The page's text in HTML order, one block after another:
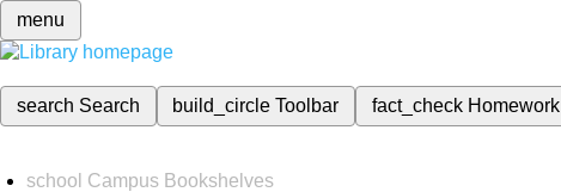
menu
search Search build_circleToolbar fact_check Homework
school Campus Bookshelves